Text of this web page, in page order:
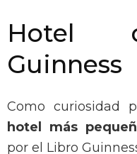
Hotel
Guinness
Como curiosidad
hotel más
por el Libro